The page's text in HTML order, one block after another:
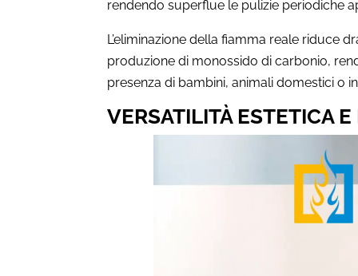
rendendo superflue le pulizie periodiche
L’eliminazione della fiamma reale riduce
produzione di monossido di carbonio,
presenza di bambini, animali domestici o
VERSATILITÀ ESTETICA